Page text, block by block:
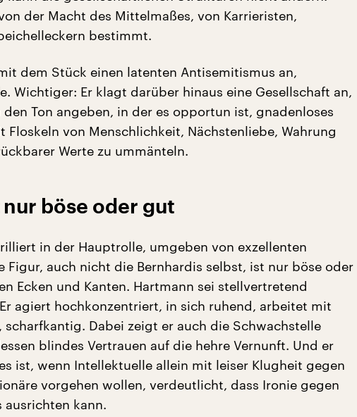
der Macht des Mittelmaßes, von Karrieristen,
bestimmt.
dem Stück einen latenten Antisemitismus an,
Wichtiger: Er klagt darüber hinaus eine Gesellschaft an,
Ton angeben, in der es opportun ist, gnadenloses
Floskeln von Menschlichkeit, Nächstenliebe, Wahrung
Werte zu ummänteln.
nur böse oder gut
in der Hauptrolle, umgeben von exzellenten
Figur, auch nicht die Bernhardis selbst, ist nur böse oder
Ecken und Kanten. Hartmann sei stellvertretend
agiert hochkonzentriert, in sich ruhend, arbeitet mit
Dabei zeigt er auch die Schwachstelle
blindes Vertrauen auf die hehre Vernunft. Und er
ist, wenn Intellektuelle allein mit leiser Klugheit gegen
vorgehen wollen, verdeutlicht, dass Ironie gegen
kann.